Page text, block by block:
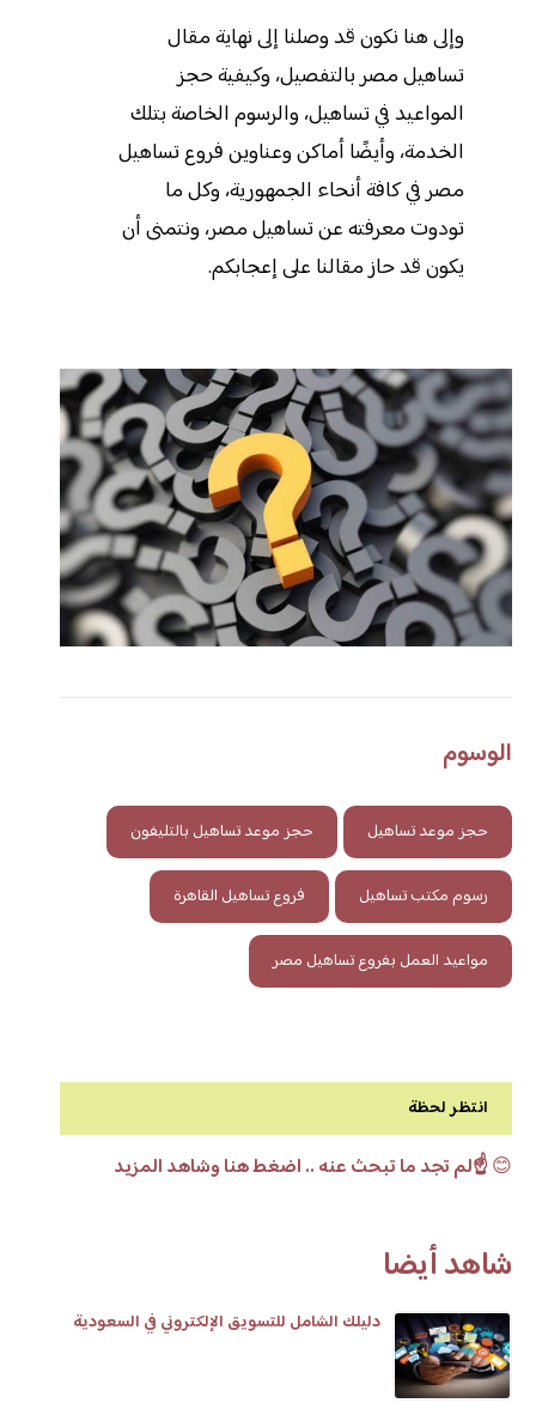
وإلى هنا نكون قد وصلنا إلى نهاية مقال
تساهيل مصر بالتفصيل، وكيفية حجز
المواعيد في تساهيل، والرسوم الخاصة بتلك
الخدمة، وأيضًا أماكن وعناوين فروع تساهيل
مصر في كافة أنحاء الجمهورية، وكل ما
تودوت معرفته عن تساهيل مصر، ونتمنى أن
يكون قد حاز مقالنا على إعجابكم.
الوسوم
حجز موعد تساهيل حجز موعد تساهيل بالتليفون
رسوم مكتب تساهيل فروع تساهيل القاهرة
مواعيد العمل بفروع تساهيل مصر
انتظر لحظة
😊☝️لم تجد ما تبحث عنه .. اضغط هنا وشاهد المزيد
شاهد أيضا
دليلك الشامل للتسويق الإلكتروني في السعودية